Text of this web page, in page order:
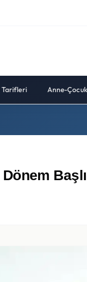
Tarifleri Anne-Çocuk